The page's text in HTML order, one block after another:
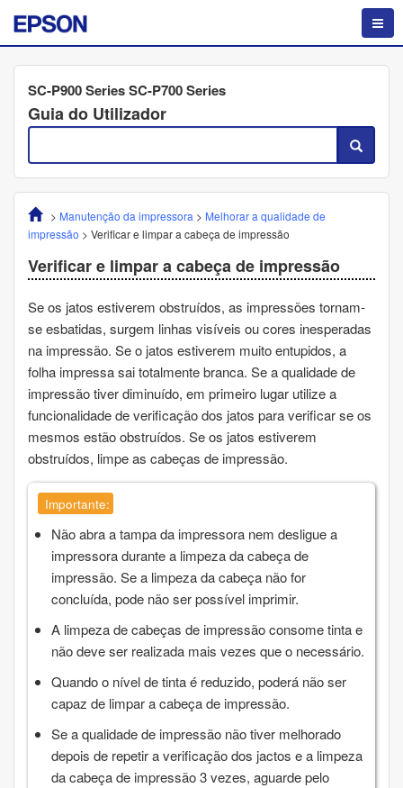
SC-P900 Series SC-P700 Series
Guia do Utilizador
> Manutenção da impressora > Melhorar a qualidade de
impressão > Verificar e limpar a cabeça de impressão
Verificar e limpar a cabeça de impressão
Se os jatos estiverem obstruídos, as impressões tornam-
se esbatidas, surgem linhas visíveis ou cores inesperadas
na impressão. Se o jatos estiverem muito entupidos, a
folha impressa sai totalmente branca. Se a qualidade de
impressão tiver diminuído, em primeiro lugar utilize a
funcionalidade de verificação dos jatos para verificar se os
mesmos estão obstruídos. Se os jatos estiverem
obstruídos, limpe as cabeças de impressão.
Importante:
Não abra a tampa da impressora nem desligue a
impressora durante a limpeza da cabeça de
impressão. Se a limpeza da cabeça não for
concluída, pode não ser possível imprimir.
A limpeza de cabeças de impressão consome tinta e
não deve ser realizada mais vezes que o necessário.
Quando o nível de tinta é reduzido, poderá não ser
capaz de limpar a cabeça de impressão.
Se a qualidade de impressão não tiver melhorado
depois de repetir a verificação dos jactos e a limpeza
da cabeça de impressão3vezes, aguarde pelo